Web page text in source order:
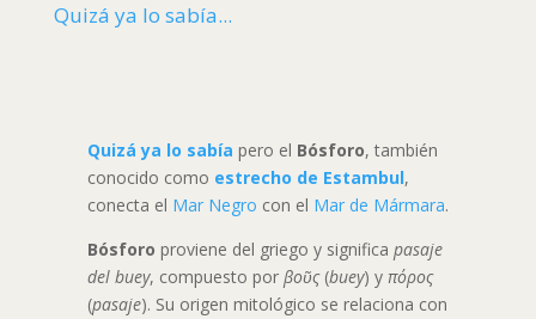
Quizá ya lo sabía...
Quizá ya lo sabía pero el Bósforo, también
conocido como estrecho de Estambul,
conecta el Mar Negro con el Mar de Mármara.
Bósforo proviene del griego y significa pasaje
del buey, compuesto por βοῦς (buey) y πόρος
(pasaje). Su origen mitológico se relaciona con